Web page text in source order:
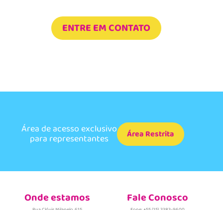
ENTRE EM CONTATO
Área de acesso exclusivo
para representantes Área Restrita
Onde estamos Fale Conosco